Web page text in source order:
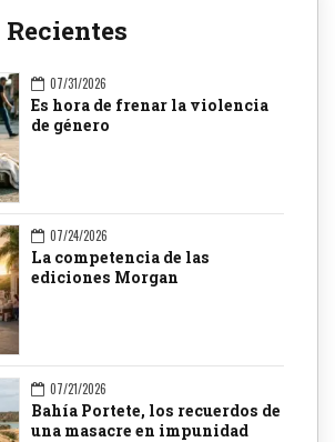
07/31/2026
Es hora de frenar la violencia
de género
07/24/2026
La competencia de las
ediciones Morgan
07/21/2026
Bahía Portete, los recuerdos de
una masacre en impunidad